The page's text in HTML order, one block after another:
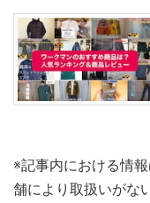
※記事内における情
舗により取扱いがな